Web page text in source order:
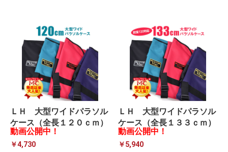
ＬＨ 大型ワイドパラソル
ケース（全長１２０ｃｍ）
動画公開中！
￥4,730
ＬＨ 大型ワイドパラソル
ケース（全長１３３ｃｍ）
動画公開中！
￥5,940